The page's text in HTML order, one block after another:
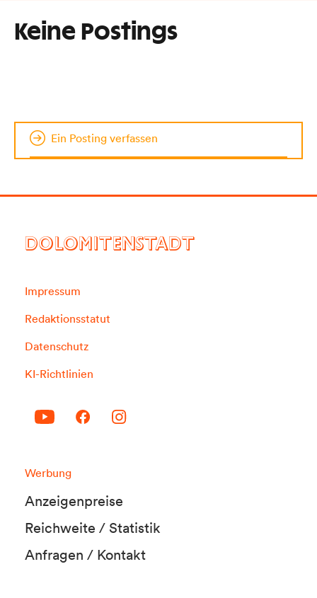
Keine Postings
Ein Posting verfassen
DOLOMITENSTADT
Impressum
Redaktionsstatut
Datenschutz
KI-Richtlinien
Werbung
Anzeigenpreise
Reichweite / Statistik
Anfragen / Kontakt